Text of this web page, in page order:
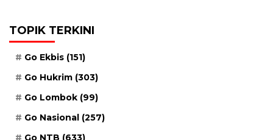
TOPIK TERKINI
Go Ekbis (151)
Go Hukrim (303)
Go Lombok (99)
Go Nasional (257)